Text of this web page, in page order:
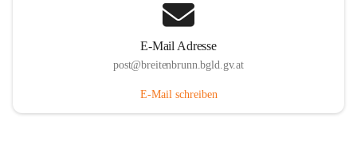
E-Mail Adresse
post@breitenbrunn.bgld.gv.at
E-Mail schreiben